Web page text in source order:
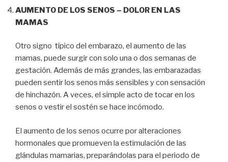
AUMENTO DE LOS SENOS – DOLOR EN LAS
MAMAS
Otro signo típico del embarazo, el aumento de las
mamas, puede surgir con solo una o dos semanas de
gestación. Además de más grandes, las embarazadas
pueden sentir los senos más sensibles y con sensación
de hinchazón. A veces, el simple acto de tocar en los
senos o vestir el sostén se hace incómodo.
El aumento de los senos ocurre por alteraciones
hormonales que promueven la estimulación de las
glándulas mamarias, preparándolas para el periodo de